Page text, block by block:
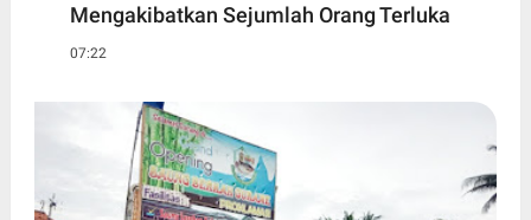
Mengakibatkan Sejumlah Orang Terluka
07:22